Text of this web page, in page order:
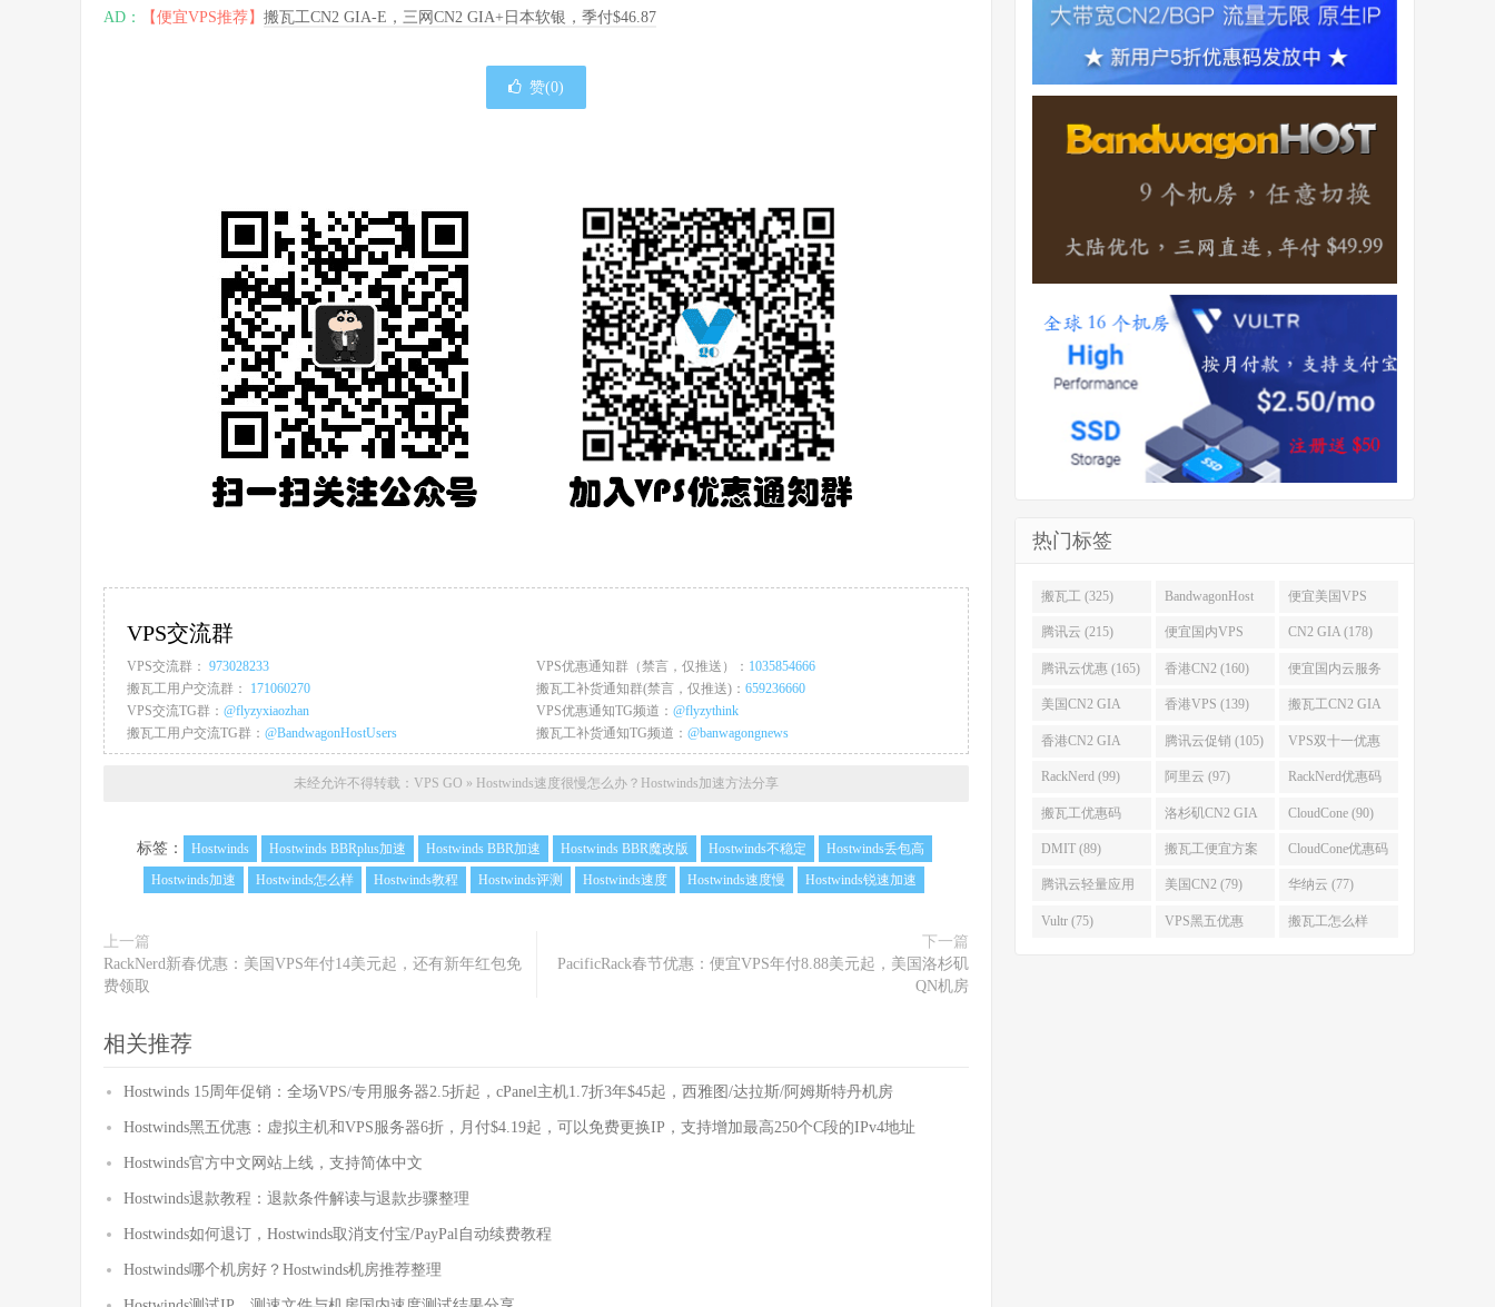
AD： 【便宜VPS推荐】 搬瓦工CN2 GIA-E，三网CN2 GIA+日本软银，季付$46.87
赞(0)
VPS交流群
VPS交流群： 973028233 VPS优惠通知群（禁言，仅推送）： 1035854666
搬瓦工用户交流群： 171060270 搬瓦工补货通知群(禁言，仅推送)： 659236660
VPS交流TG群： @flyzyxiaozhan VPS优惠通知TG频道： @flyzythink
搬瓦工用户交流TG群： @BandwagonHostUsers 搬瓦工补货通知TG频道： @banwagongnews
未经允许不得转载： VPS GO » Hostwinds速度很慢怎么办？Hostwinds加速方法分享
标签： Hostwinds Hostwinds BBRplus加速 Hostwinds BBR加速 Hostwinds BBR魔改版 Hostwinds不稳定
Hostwinds丢包高
Hostwinds加速
Hostwinds怎么样 Hostwinds教程 Hostwinds评测 Hostwinds速度 Hostwinds速度慢 Hostwinds锐速加速
上一篇
RackNerd新春优惠：美国VPS年付14美元起，还有新年红包免
费领取
下一篇
PacificRack春节优惠：便宜VPS年付8.88美元起，美国洛杉矶
QN机房
相关推荐
Hostwinds 15周年促销：全场VPS/专用服务器2.5折起，cPanel主机1.7折3年$45起，西雅图/达拉斯/阿姆斯特丹机房
Hostwinds黑五优惠：虚拟主机和VPS服务器6折，月付$4.19起，可以免费更换IP，支持增加最高250个C段的IPv4地址
Hostwinds官方中文网站上线，支持简体中文
Hostwinds退款教程：退款条件解读与退款步骤整理
Hostwinds如何退订，Hostwinds取消支付宝/PayPal自动续费教程
Hostwinds哪个机房好？Hostwinds机房推荐整理
热门标签
搬瓦工 (325) BandwagonHost
(223)
便宜美国VPS
(222)
腾讯云 (215) 便宜国内VPS
(184)
CN2 GIA (178)
腾讯云优惠 (165) 香港CN2 (160) 便宜国内云服务
器 (152)
美国CN2 GIA
(141)
香港VPS (139) 搬瓦工CN2 GIA
(118)
香港CN2 GIA
(111)
腾讯云促销 (105) VPS双十一优惠
(102)
RackNerd (99) 阿里云 (97) RackNerd优惠码
(93)
搬瓦工优惠码
(92)
洛杉矶CN2 GIA
(92)
CloudCone (90)
DMIT (89) 搬瓦工便宜方案
(86)
CloudCone优惠码
(82)
腾讯云轻量应用
服务器 (82)
美国CN2 (79) 华纳云 (77)
Vultr (75) VPS黑五优惠 搬瓦工怎么样